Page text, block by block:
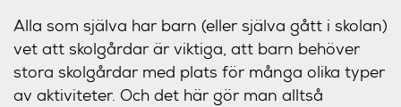
Alla som själva har barn (eller själva gått i skolan)
vet att skolgårdar är viktiga, att barn behöver
stora skolgårdar med plats för många olika typer
av aktiviteter. Och det här gör man alltså